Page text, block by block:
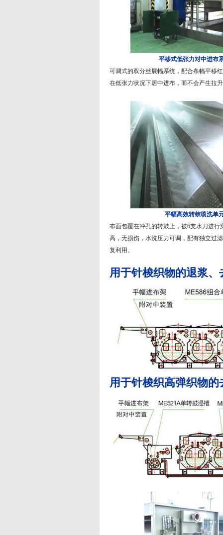
平移式低张力对中进布
可调式的双分丝展幅系统，配合条幅平移
在低张力状况下居中进布，而不会产生拉
平幅高效转鼓喷洗单
布面包覆在冲孔的转鼓上，被6支水刀进行
高，无损伤，水洗压力可调，配有独立过
复利用。
用于针梭织物的退浆、
用于针梭织高弹织物